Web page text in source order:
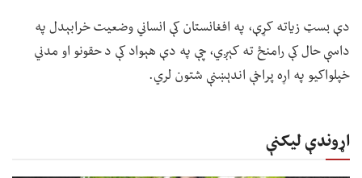
دې بسټ زیاته کړې، په افغانستان کې انساني وضعیت خرابېدل په
داسې حال کې رامنځ ته کېږي، چې په دې هېواد کې د حقونو او مدني
خپلواکیو په اړه پراخې اندېښنې شتون لري.
اړوندې لیکنې